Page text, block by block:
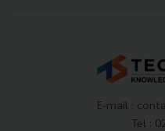
E-mail :
Tel :